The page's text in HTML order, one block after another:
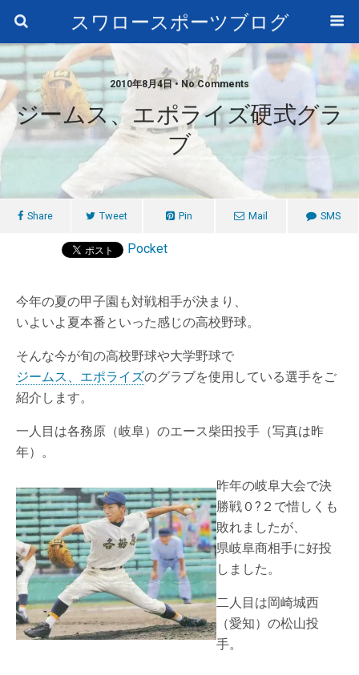
スワロースポーツブログ
2010年8月4日 • No Comments
ジームス、エポライズ硬式グラ
ブ
Share Tweet Pin Mail SMS
Pocket
今年の夏の甲子園も対戦相手が決まり、
いよいよ夏本番といった感じの高校野球。
そんな今が旬の高校野球や大学野球で
ジームス、エポライズのグラブを使用している選手をご
紹介します。
一人目は各務原（岐阜）のエース柴田投手（写真は昨
年）。
昨年の岐阜大会で決
勝戦０?２で惜しくも
敗れましたが、
県岐阜商相手に好投
しました。
二人目は岡崎城西
（愛知）の松山投
手。